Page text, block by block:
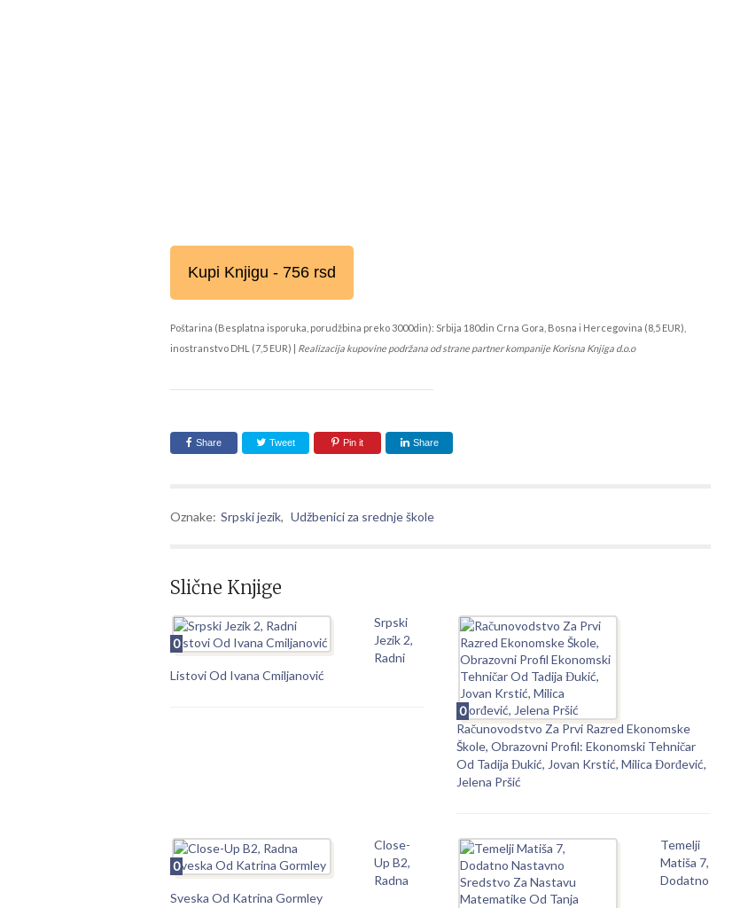
Kupi Knjigu - 756 rsd
Poštarina (Besplatna isporuka, porudžbina preko 3000din): Srbija 180din Crna Gora, Bosna i Hercegovina (8,5 EUR),
inostranstvo DHL (7,5 EUR) | Realizacija kupovine podržana od strane partner kompanije Korisna Knjiga d.o.o
Share Tweet Pin it Share
Oznake: Srpski jezik, Udžbenici za srednje škole
Slične Knjige
0
Srpski
Jezik 2,
Radni
Listovi Od Ivana Cmiljanović
0
Računovodstvo Za Prvi Razred Ekonomske
Škole, Obrazovni Profil: Ekonomski Tehničar
Od Tadija Đukić, Jovan Krstić, Milica Đorđević,
Jelena Pršić
0
Close-
Up B2,
Radna
Sveska Od Katrina Gormley
Temelji
Matiša 7,
Dodatno